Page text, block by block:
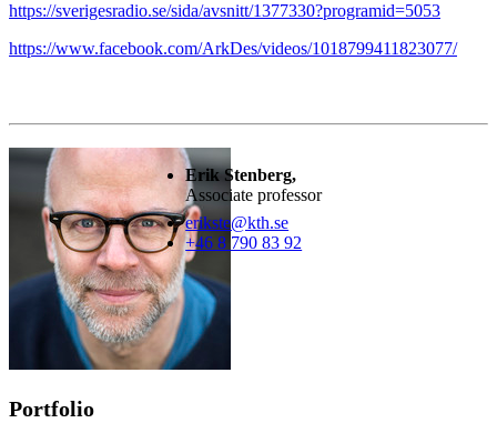
https://sverigesradio.se/sida/avsnitt/1377330?programid=5053
https://www.facebook.com/ArkDes/videos/1018799411823077/
Erik Stenberg,
Associate professor
erikste@kth.se
+46 8 790 83 92
Portfolio